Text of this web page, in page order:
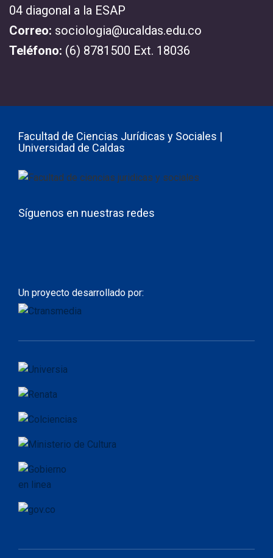
04 diagonal a la ESAP
Correo: sociologia@ucaldas.edu.co
Teléfono: (6) 8781500 Ext. 18036
Facultad de Ciencias Jurídicas y Sociales |
Universidad de Caldas
Síguenos en nuestras redes
Un proyecto desarrollado por: